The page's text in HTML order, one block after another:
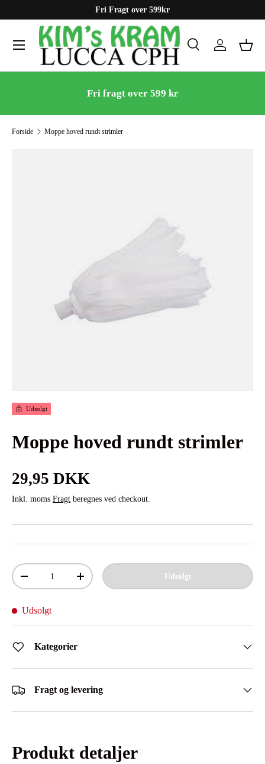
Gå til indhold
Fri Fragt over 599kr
Søg
Søg Log indKurv
Menu
Fri fragt over 599 kr
Forside Moppe hoved rundt strimler
Udsolgt
Moppe hoved rundt strimler
Normalpris
29,95 DKK
Inkl. moms Fragt beregnes ved checkout.
Antal
Mindsk antal
Øg antal Udsolgt
Udsolgt
Kategorier
Fragt og levering
Produkt detaljer